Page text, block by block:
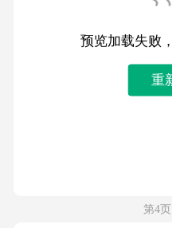
预览加载失败
重
第4